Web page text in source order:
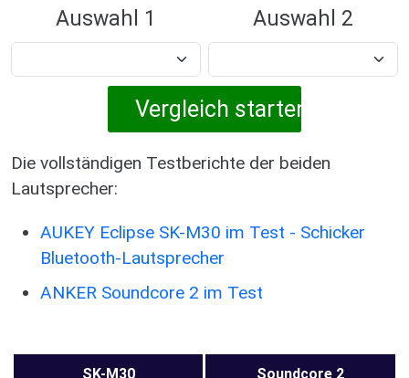
Auswahl 1 Auswahl 2
Die vollständigen Testberichte der beiden
Lautsprecher:
AUKEY Eclipse SK-M30 im Test - Schicker
Bluetooth-Lautsprecher
ANKER Soundcore 2 im Test
SK-M30 Soundcore 2